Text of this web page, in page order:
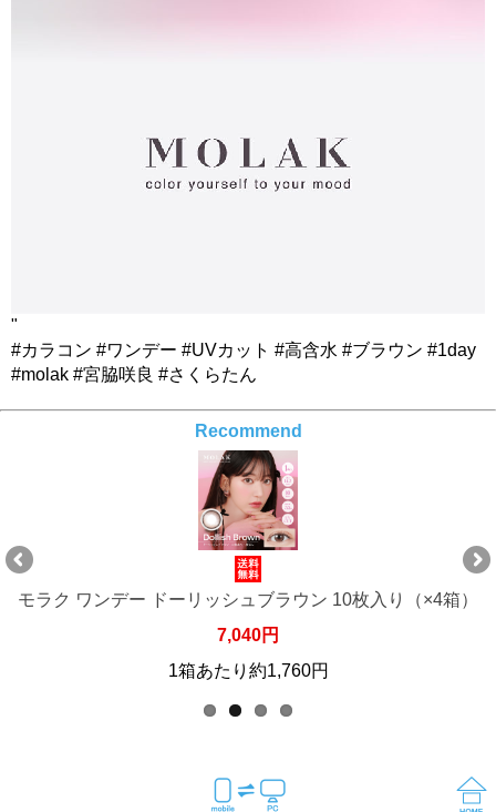
"
#カラコン #ワンデー #UVカット #高含水 #ブラウン #1day
#molak #宮脇咲良 #さくらたん
Recommend
）
モラク ワンデー ドーリッシュブラウン 10枚入り（×6
10,560円
1箱あたり約1,760円